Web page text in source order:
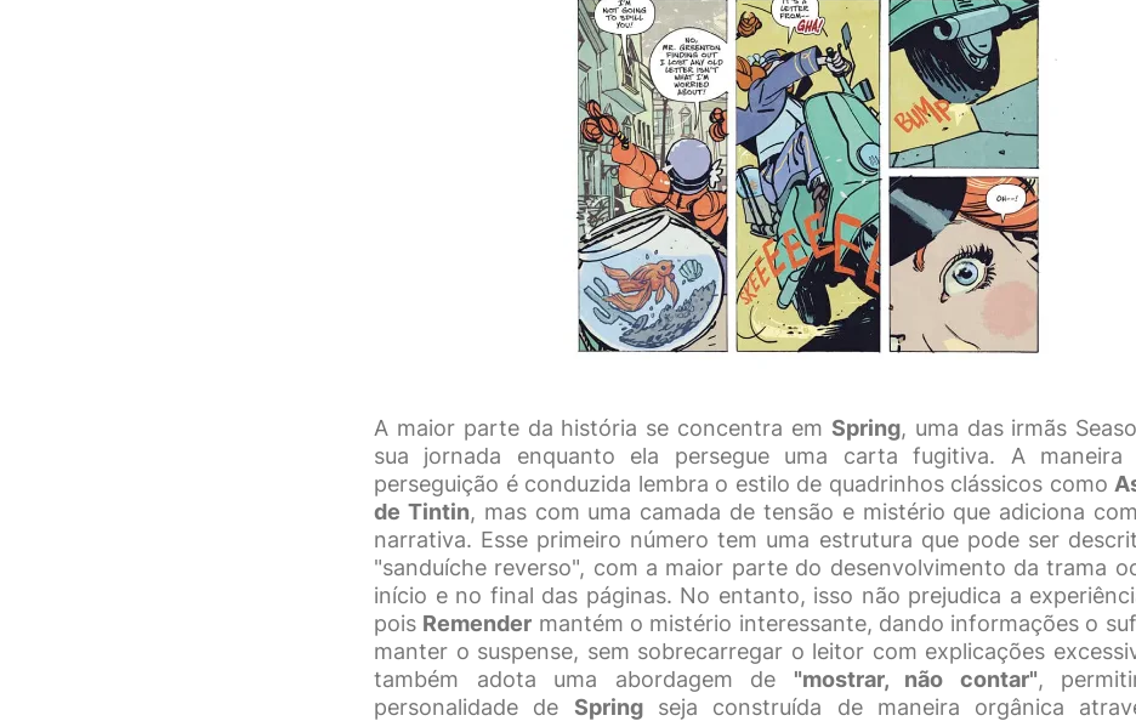
A maior parte da história se concentra em Spring, uma das irmãs
sua jornada enquanto ela persegue uma carta fugitiva. A maneira
perseguição é conduzida lembra o estilo de quadrinhos clássicos como
de Tintin, mas com uma camada de tensão e mistério que adiciona
narrativa. Esse primeiro número tem uma estrutura que pode ser
"sanduíche reverso", com a maior parte do desenvolvimento da trama
início e no final das páginas. No entanto, isso não prejudica a
pois Remender mantém o mistério interessante, dando informações o
manter o suspense, sem sobrecarregar o leitor com explicações
também adota uma abordagem de "mostrar, não contar",
personalidade de Springseja construída de maneira orgânica